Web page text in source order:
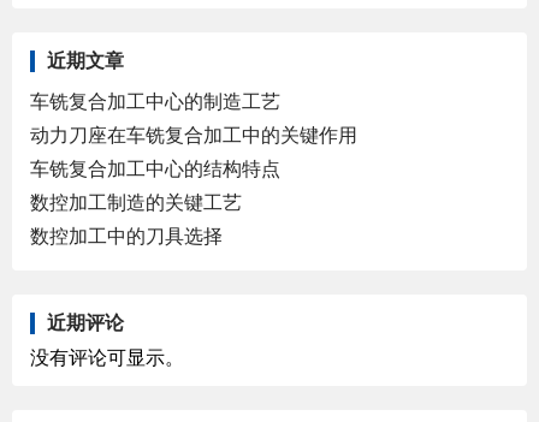
近期文章
车铣复合加工中心的制造工艺
动力刀座在车铣复合加工中的关键作用
车铣复合加工中心的结构特点
数控加工制造的关键工艺
数控加工中的刀具选择
近期评论
没有评论可显示。